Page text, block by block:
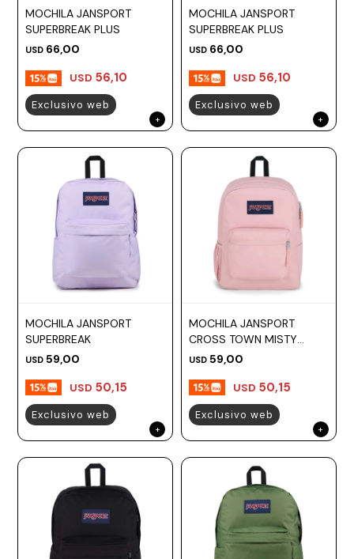
MOCHILA JANSPORT
SUPERBREAK PLUS
USD 66,00
USD 56,10
Exclusivo web
MOCHILA JANSPORT
SUPERBREAK PLUS
USD 66,00
USD 56,10
Exclusivo web
MOCHILA JANSPORT
SUPERBREAK
USD 59,00
USD 50,15
Exclusivo web
MOCHILA JANSPORT
CROSS TOWN MISTY
ROSE
USD 59,00
USD 50,15
Exclusivo web
Prune
Mistral
Camelbak
Lamy
Kaweco